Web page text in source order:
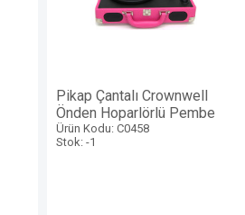
Pikap Çantalı Crownwell
Önden Hoparlörlü Pembe
Ürün Kodu: C0458
Stok: -1